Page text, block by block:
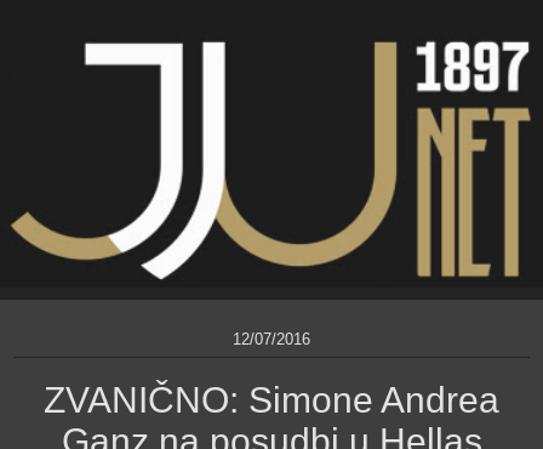
12/07/2016
ZVANIČNO: Simone Andrea
Ganz na posudbi u Hellas